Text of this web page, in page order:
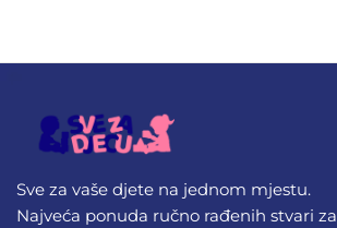
Sve za vaše djete na jednom mjestu.
Najveća ponuda ručno rađenih stvari za